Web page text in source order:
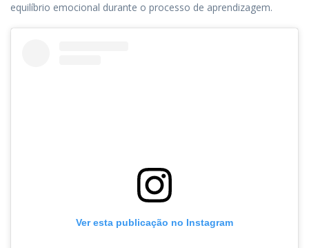
equilíbrio emocional durante o processo de aprendizagem.
Ver esta publicação no Instagram